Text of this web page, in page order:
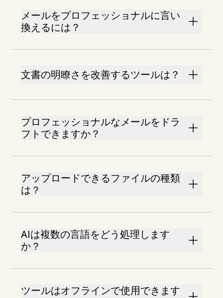
メールをプロフェッショナルに言い
換えるには？
文書の明瞭さを改善するツールは？
プロフェッショナルなメールをドラ
フトできますか？
アップロードできるファイルの種類
は？
AIは複数の言語をどう処理します
か？
ツールはオフラインで使用できます